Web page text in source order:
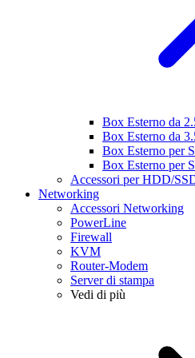
Box Esterno da
Box Esterno da
Box Esterno per
Box Esterno per
Accessori per HDD/
Networking
Accessori Networking
PowerLine
Firewall
KVM
Router-Modem
Server di stampa
Vedi di più